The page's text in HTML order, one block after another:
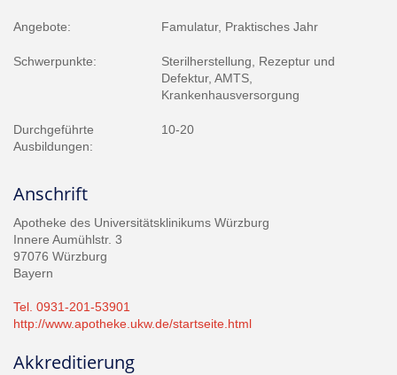
Angebote: Famulatur, Praktisches Jahr
Schwerpunkte:
Sterilherstellung, Rezeptur und
Defektur, AMTS,
Krankenhausversorgung
Durchgeführte
Ausbildungen:
10-20
Anschrift
Apotheke des Universitätsklinikums Würzburg
Innere Aumühlstr. 3
97076 Würzburg
Bayern
Tel. 0931-201-53901
http://www.apotheke.ukw.de/startseite.html
Akkreditierung